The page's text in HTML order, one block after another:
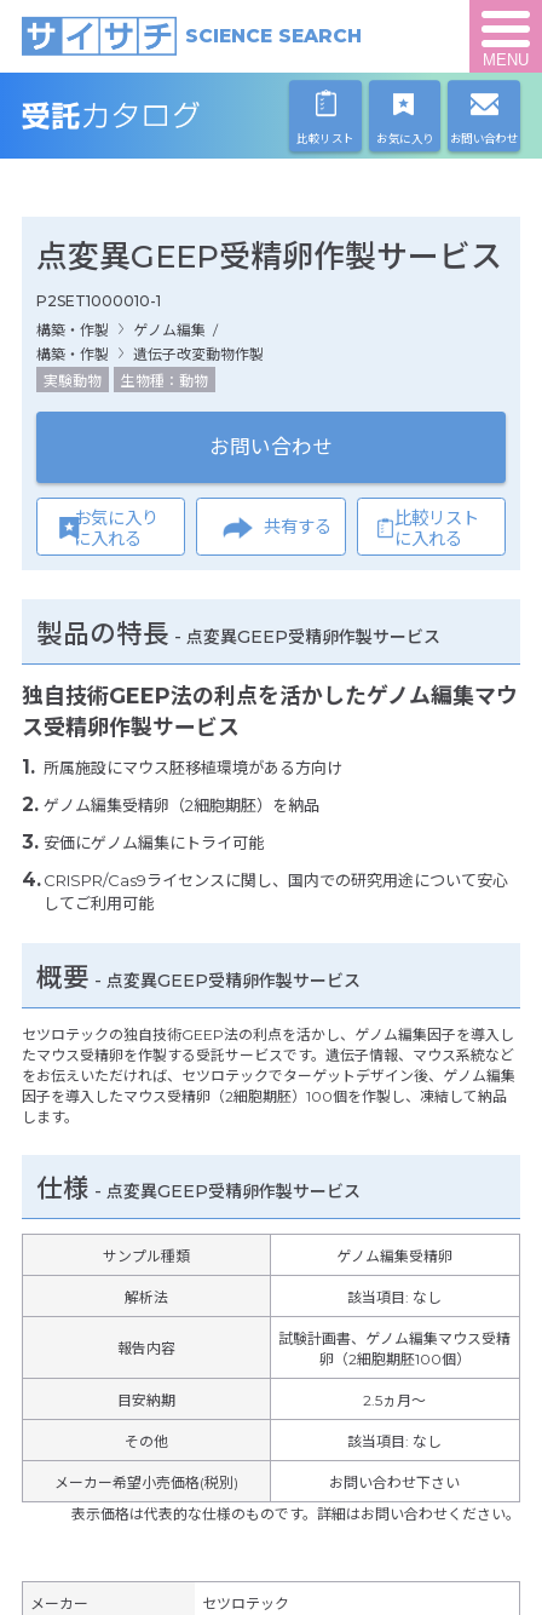
SCIENCE SEARCH
MENU
比較リスト お気に入り お問い合わせ
点変異GEEP受精卵作製サービス
P2SET1000010-1
構築・作製
ゲノム編集 /
構築・作製
遺伝子改変動物作製
実験動物
生物種：動物
お問い合わせ
お気に入り
に入れる
共有する
比較リスト
に入れる
製品の特長 - 点変異GEEP受精卵作製サービス
独自技術GEEP法の利点を活かしたゲノム編集マウ
ス受精卵作製サービス
所属施設にマウス胚移植環境がある方向け
ゲノム編集受精卵（2細胞期胚）を納品
安価にゲノム編集にトライ可能
CRISPR/Cas9ライセンスに関し、国内での研究用途について安心
してご利用可能
概要 - 点変異GEEP受精卵作製サービス
セツロテックの独自技術GEEP法の利点を活かし、ゲノム編集因子を導入し
たマウス受精卵を作製する受託サービスです。遺伝子情報、マウス系統など
をお伝えいただければ、セツロテックでターゲットデザイン後、ゲノム編集
因子を導入したマウス受精卵（2細胞期胚）100個を作製し、凍結して納品
します。
仕様 - 点変異GEEP受精卵作製サービス
サンプル種類 ゲノム編集受精卵
解析法 該当項目: なし
報告内容
試験計画書、ゲノム編集マウス受精
卵（2細胞期胚100個）
目安納期 2.5ヵ月～
その他 該当項目: なし
メーカー希望小売価格(税別)
お問い合わせ下さい
表示価格は代表的な仕様のものです。詳細はお問い合わせください。
メーカー セツロテック